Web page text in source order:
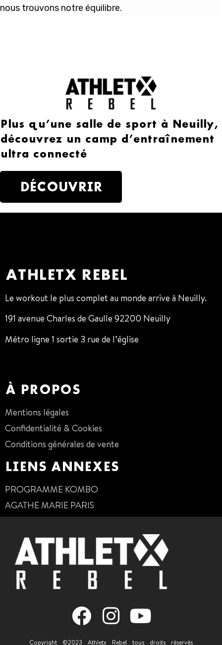
nous trouvons notre équilibre.
Plus qu’une salle de sport à Neuilly,
découvrez un camp d’entraînement
ultra connecté
DÉCOUVRIR
ATHLETX REBEL
Le workout le plus complet au monde arrive à Neuilly.
191 avenue Charles de Gaulle 92200 Neuilly
Métro ligne 1 sortie 3 rue de l’église
À PROPOS
Mentions légales
Confidentialité & Cookies
Conditions générales de vente
LIENS ANNEXES
PROGRAMME KOMBO
AGATHE MARIE PARIS
Copyright ©2023 Athletx Rebel tous droits réservés